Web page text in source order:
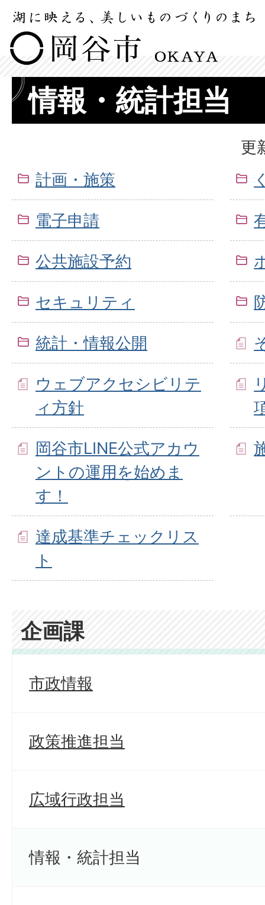
情報・統計担当
更
計画・施策
電子申請
公共施設予約
セキュリティ
統計・情報公開
ウェブアクセシビリテ
ィ方針
岡谷市LINE公式アカウ
ントの運用を始めま
す！
達成基準チェックリス
ト
企画課
市政情報
政策推進担当
広域行政担当
情報・統計担当